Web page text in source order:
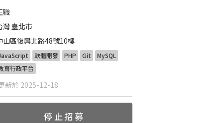
職
灣 臺北市
山區復興北路48號10樓
軟體開發 PHP Git
MySQL
育行政平台
新於 2025-12-18
停止招募